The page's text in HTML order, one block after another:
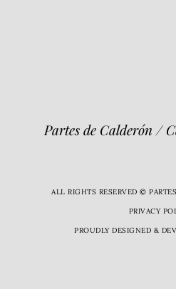
Partes de Calderón /
ALL RIGHTS RESERVED ©
PRIVACY
PROUDLY DESIGNED &